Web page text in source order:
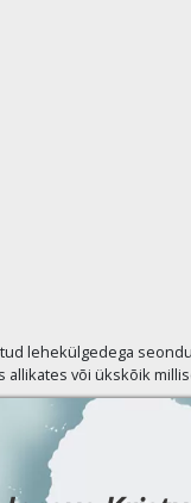
lehekülgedega
või ükskõik